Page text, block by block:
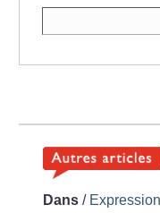
Dans / Expression